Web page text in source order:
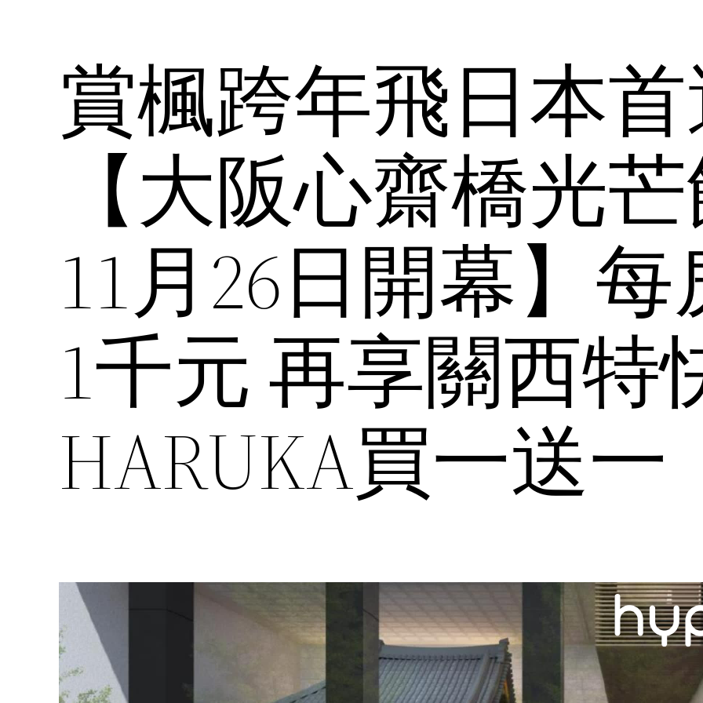
賞楓跨年飛日本
【大阪心齋橋光
11月26日開幕】
1千元 再享關西特
HARUKA買一送一